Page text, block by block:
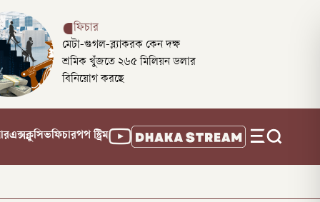
ফিচার
মেটা-গুগল-ব্ল্যাকরক কেন দক্ষ
শ্রমিক খুঁজতে ২৬৫ মিলিয়ন ডলার
বিনিয়োগ করছে
এক্সক্লুসিভফিচারপপ স্ট্রিম